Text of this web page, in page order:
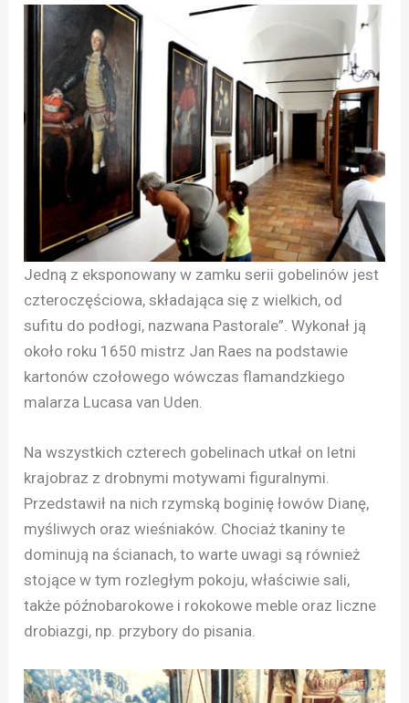
Jedną z eksponowany w zamku serii gobelinów jest
czteroczęściowa, składająca się z wielkich, od
sufitu do podłogi, nazwana Pastorale”. Wykonał ją
około roku 1650 mistrz Jan Raes na podstawie
kartonów czołowego wówczas flamandzkiego
malarza Lucasa van Uden.
Na wszystkich czterech gobelinach utkał on letni
krajobraz z drobnymi motywami figuralnymi.
Przedstawił na nich rzymską boginię łowów Dianę,
myśliwych oraz wieśniaków. Chociaż tkaniny te
dominują na ścianach, to warte uwagi są również
stojące w tym rozległym pokoju, właściwie sali,
także późnobarokowe i rokokowe meble oraz liczne
drobiazgi, np. przybory do pisania.